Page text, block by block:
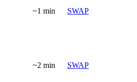
~1 min SWAP
~2 min SWAP